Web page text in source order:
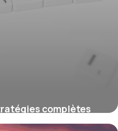
complètes